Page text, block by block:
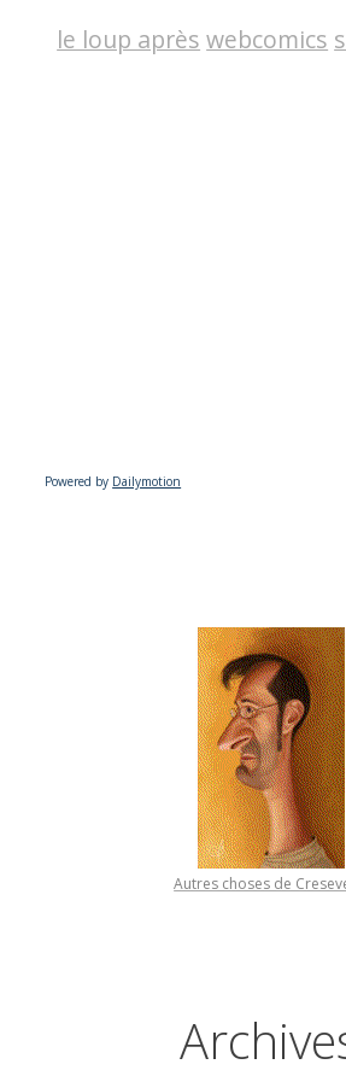
le loup après webcomics
Powered by Dailymotion
Autres choses de